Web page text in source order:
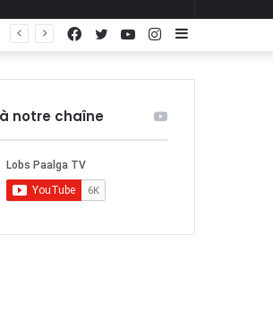
Sidebar
Instagram
YouTube
Twitter
Facebook
notre chaîne